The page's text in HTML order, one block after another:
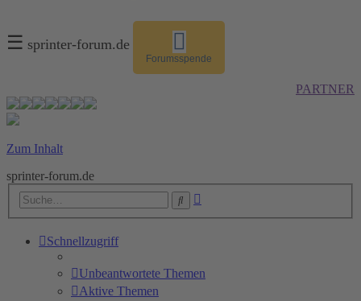
☰ sprinter-forum.de
Forumsspende
PARTNER
Zum Inhalt
sprinter-forum.de
Suche
Schnellzugriff
Unbeantwortete Themen
Aktive Themen